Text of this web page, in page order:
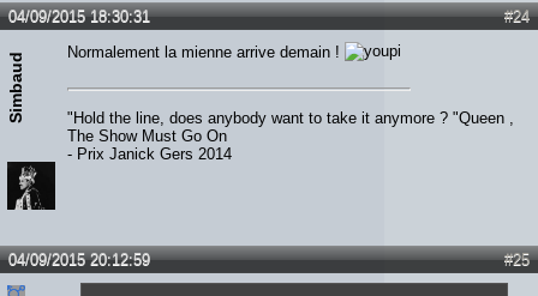
#24
04/09/2015 18:30:31
Simbaud Normalement la mienne arrive demain !
"Hold the line, does anybody want to take it anymore ? "Queen ,
The Show Must Go On
- Prix Janick Gers 2014
#25
04/09/2015 20:12:59